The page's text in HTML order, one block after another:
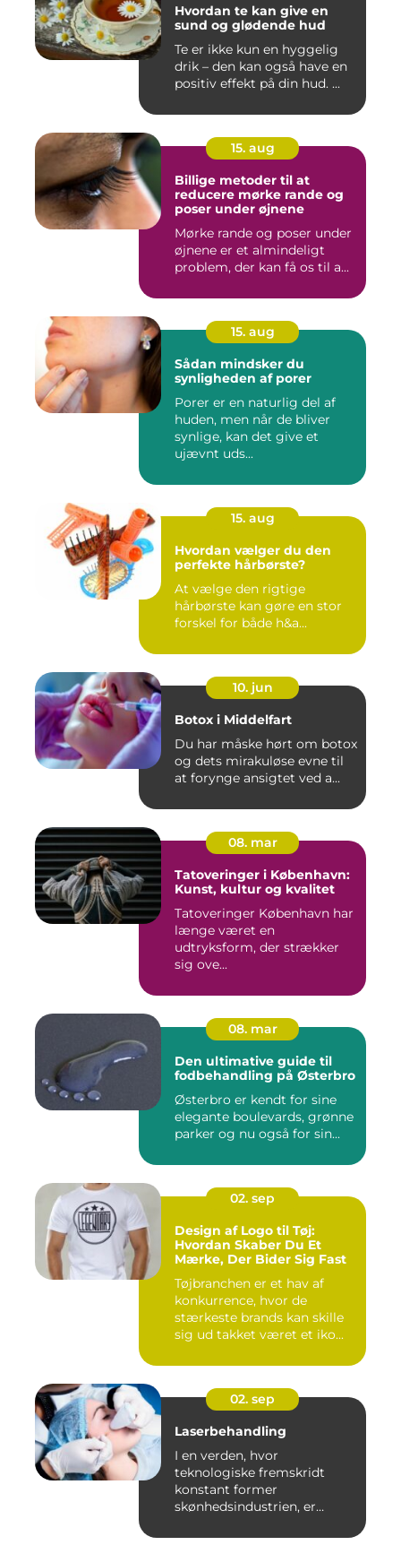
Hvordan te kan give en
sund og glødende hud
Te er ikke kun en hyggelig
drik – den kan også have en
positiv effekt på din hud. ...
15. aug
Billige metoder til at
reducere mørke rande og
poser under øjnene
Mørke rande og poser under
øjnene er et almindeligt
problem, der kan få os til a...
15. aug
Sådan mindsker du
synligheden af porer
Porer er en naturlig del af
huden, men når de bliver
synlige, kan det give et
ujævnt uds...
15. aug
Hvordan vælger du den
perfekte hårbørste?
At vælge den rigtige
hårbørste kan gøre en stor
forskel for både h&a...
10. jun
Botox i Middelfart
Du har måske hørt om botox
og dets mirakuløse evne til
at forynge ansigtet ved a...
08. mar
Tatoveringer i København:
Kunst, kultur og kvalitet
Tatoveringer København har
længe været en
udtryksform, der strækker
sig ove...
08. mar
Den ultimative guide til
fodbehandling på Østerbro
Østerbro er kendt for sine
elegante boulevards, grønne
parker og nu også for sin...
02. sep
Design af Logo til Tøj:
Hvordan Skaber Du Et
Mærke, Der Bider Sig Fast
Tøjbranchen er et hav af
konkurrence, hvor de
stærkeste brands kan skille
sig ud takket været et iko...
02. sep
Laserbehandling
I en verden, hvor
teknologiske fremskridt
konstant former
skønhedsindustrien, er